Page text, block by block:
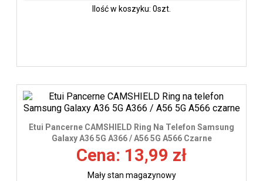
Ilość w koszyku: 0szt.
Etui Pancerne CAMSHIELD Ring Na Telefon Samsung
Galaxy A36 5G A366 / A56 5G A566 Czarne
Cena: 13,99 zł
Mały stan magazynowy